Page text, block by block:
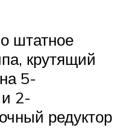
штатное
крутящий
5-
и 2-
редуктор